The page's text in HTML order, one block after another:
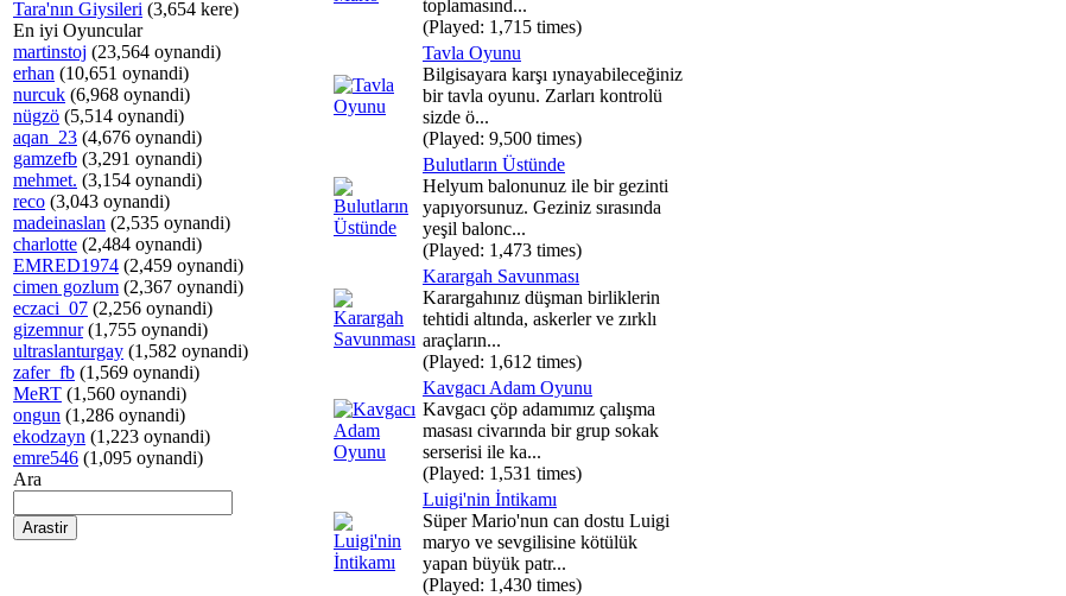
Tara'nın Giysileri (3,654 kere)
En iyi Oyuncular
martinstoj (23,564 oynandi)
erhan (10,651 oynandi)
nurcuk (6,968 oynandi)
nügzö (5,514 oynandi)
aqan_23 (4,676 oynandi)
gamzefb (3,291 oynandi)
mehmet. (3,154 oynandi)
reco (3,043 oynandi)
madeinaslan (2,535 oynandi)
charlotte (2,484 oynandi)
EMRED1974 (2,459 oynandi)
cimen gozlum (2,367 oynandi)
eczaci_07 (2,256 oynandi)
gizemnur(1,755 oynandi)
ultraslanturgay (1,582 oynandi)
zafer_fb (1,569 oynandi)
MeRT (1,560 oynandi)
ongun (1,286 oynandi)
ekodzayn (1,223 oynandi)
emre546 (1,095 oynandi)
Ara
toplamasınd...
(Played: 1,715 times)
Tavla Oyunu
Bilgisayara karşı ıynayabileceğiniz
bir tavla oyunu. Zarları kontrolü
sizde ö...
(Played: 9,500 times)
Bulutların Üstünde
Helyum balonunuz ile bir gezinti
yapıyorsunuz. Geziniz sırasında
yeşil balonc...
(Played: 1,473 times)
Karargah Savunması
Karargahınız düşman birliklerin
tehtidi altında, askerler ve zırklı
araçların...
(Played: 1,612 times)
Kavgacı Adam Oyunu
Kavgacı çöp adamımız çalışma
masası civarında bir grup sokak
serserisi ile ka...
(Played: 1,531 times)
Luigi'nin İntikamı
Süper Mario'nun can dostu Luigi
maryo ve sevgilisine kötülük
yapan büyük patr...
(Played: 1,430 times)